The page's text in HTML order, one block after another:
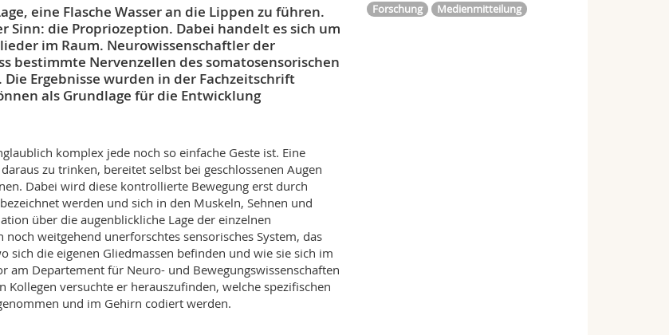
eine Flasche Wasser an die Lippen zu führen.
Sinn: die Propriozeption. Dabei handelt es sich um
im Raum. Neurowissenschaftler der
bestimmte Nervenzellen des somatosensorischen
Ergebnisse wurden in der Fachzeitschrift
als Grundlage für die Entwicklung
komplex jede noch so einfache Geste ist. Eine
zu trinken, bereitet selbst bei geschlossenen Augen
Dabei wird diese kontrollierte Bewegung erst durch
werden und sich in den Muskeln, Sehnen und
über die augenblickliche Lage der einzelnen
weitgehend unerforschtes sensorisches System, das
sich die eigenen Gliedmassen befinden und wie sie sich im
am Departement für Neuro- und Bewegungswissenschaften
versuchte er herauszufinden, welche spezifischen
und im Gehirn codiert werden.
Forschung
Medienmitteilung